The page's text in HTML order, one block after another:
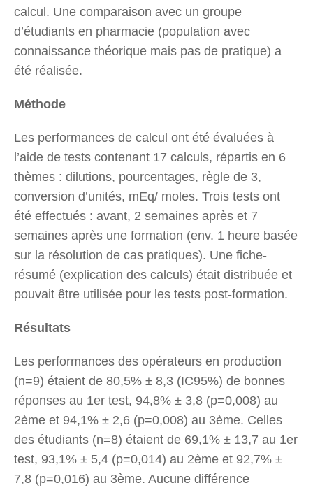
calcul. Une comparaison avec un groupe
d’étudiants en pharmacie (population avec
connaissance théorique mais pas de pratique) a
été réalisée.
Méthode
Les performances de calcul ont été évaluées à
l’aide de tests contenant 17 calculs, répartis en 6
thèmes : dilutions, pourcentages, règle de 3,
conversion d’unités, mEq/ moles. Trois tests ont
été effectués : avant, 2 semaines après et 7
semaines après une formation (env. 1 heure basée
sur la résolution de cas pratiques). Une fiche-
résumé (explication des calculs) était distribuée et
pouvait être utilisée pour les tests post-formation.
Résultats
Les performances des opérateurs en production
(n=9) étaient de 80,5% ± 8,3 (IC95%) de bonnes
réponses au 1er test, 94,8% ± 3,8 (p=0,008) au
2ème et 94,1% ± 2,6 (p=0,008) au 3ème. Celles
des étudiants (n=8) étaient de 69,1% ± 13,7 au 1er
test, 93,1% ± 5,4 (p=0,014) au 2ème et 92,7% ±
7,8 (p=0,016) au 3ème. Aucune différence